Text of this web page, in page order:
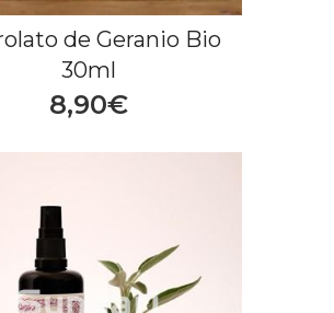
de Geranio Bio
30ml
8,90€